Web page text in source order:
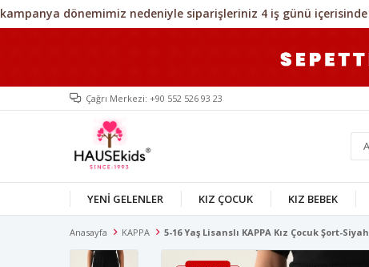
Çağrı Merkezi: +90 552 526 93 23
YENİ GELENLER KIZ ÇOCUK KIZ BEBEK
Anasayfa KAPPA 5-16 Yaş Lisanslı KAPPA Kız Çocuk Şort-Siyah